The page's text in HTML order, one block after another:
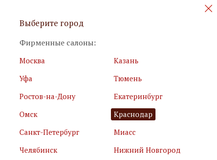
Персональные акции и новинки
Я принимаю
условия использования сайта
Я соглашаюсь сполитикой обработки персональных
Выберите город
Фирменные салоны:
Москва
Казань
Уфа
Тюмень
Ростов-на-Дону
Екатеринбург
Омск
Краснодар
Санкт-Петербург
Миасс
Челябинск
Нижний Новгород